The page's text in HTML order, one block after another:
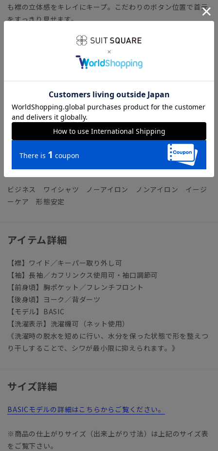
も襟の立体感をキレイにキープ。こだわりのボタン位置で首元
をすっきり見せます。
コットン本来の風合いや機能性をキープしつつ、ポリエステル
をブレンドして強度を高めています。
NON IRON（ノンアイロン）／言葉通り“アイロン掛けが不
要”な、画期的な『NON IRON』ドレスシャツです。
【参考情報】The Style Dictionary
◆スーツに合うワイシャツおすすめ12選｜おしゃれ＆失敗しな
ビジネス ワイシャツ ノーアイロン ノンアイロン イージ
ーケア 形態安定
アイテム詳細
【襟】ワイド／キーパー取り外し可
【袖】長袖／カフリンクス使用可・袖口調節可
【前身頃】胸ポケット／フレンチフロント
【後身頃】ヨーク／背ダーツ
【モデル】BASIC
【洗濯表示】洗濯機可（ネット使用）
《洗濯時の脱水を短めに行い、水分を保った状態で形を整えつ
り干しすることで、シワが最小限に抑えられます。》
サイズ詳細
BASICモデルの詳細はこちらからご覧ください。
※商品の仕上がりサイズ（出来上がり寸法）は上記のサイズ表
をご覧下さい。